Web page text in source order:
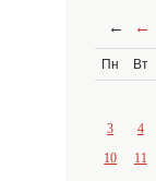
← ←
Пн Вт
3
4
10
11